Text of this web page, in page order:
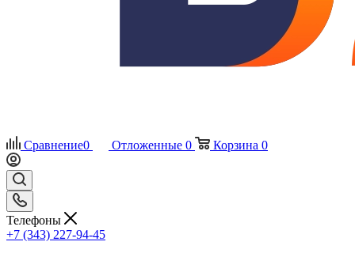
Сравнение0 Отложенные 0 Корзина 0
Телефоны
+7 (343) 227-94-45